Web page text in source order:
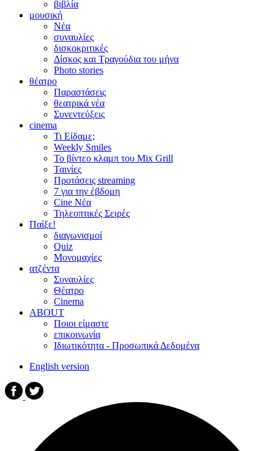
βιβλία
μουσική
Νέα
συναυλίες
δισκοκριτικές
Δίσκος και Τραγούδια του μήνα
Photo stories
θέατρο
Παραστάσεις
θεατρικά νέα
Συνεντεύξεις
cinema
Τι Είδαμε;
Weekly Smiles
Το βίντεο κλαμπ του Mix Grill
Ταινίες
Προτάσεις streaming
7 για την έβδομη
Cine Νέα
Τηλεοπτικές Σειρές
Παίξε!
διαγωνισμοί
Quiz
Μονομαχίες
ατζέντα
Συναυλίες
Θέατρο
Cinema
ABOUT
Ποιοι είμαστε
επικοινωνία
Ιδιωτικότητα - Προσωπικά Δεδομένα
English version